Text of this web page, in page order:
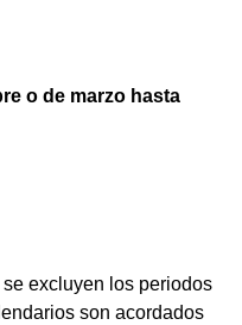
o de marzo hasta
excluyen los periodos
son acordados